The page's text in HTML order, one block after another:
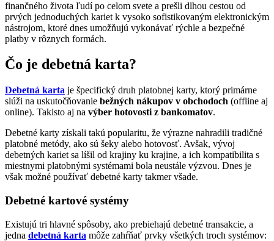
finančného života ľudí po celom svete a prešli dlhou cestou od
prvých jednoduchých kariet k vysoko sofistikovaným elektronickým
nástrojom, ktoré dnes umožňujú vykonávať rýchle a bezpečné
platby v rôznych formách.
Čo je debetná karta?
Debetná karta je špecifický druh platobnej karty, ktorý primárne
slúži na uskutočňovanie bežných nákupov v obchodoch (offline aj
online). Takisto aj na výber hotovosti z bankomatov.
Debetné karty získali takú popularitu, že výrazne nahradili tradičné
platobné metódy, ako sú šeky alebo hotovosť. Avšak, vývoj
debetných kariet sa líšil od krajiny ku krajine, a ich kompatibilita s
miestnymi platobnými systémami bola neustále výzvou. Dnes je
však možné používať debetné karty takmer všade.
Debetné kartové systémy
Existujú tri hlavné spôsoby, ako prebiehajú debetné transakcie, a
jedna debetná karta môže zahŕňať prvky všetkých troch systémov: